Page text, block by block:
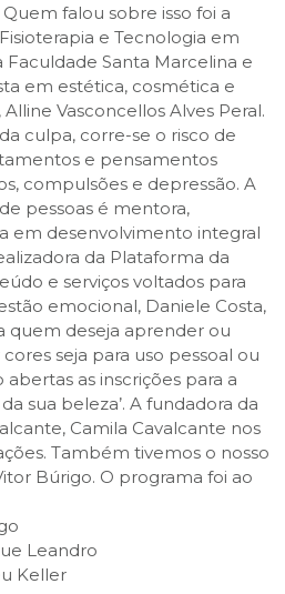
falou sobre isso foi a
e Tecnologia em
Faculdade Santa Marcelina e
em estética, cosmética e
Vasconcellos Alves Peral.
culpa, corre-se o risco de
e pensamentos
compulsões e depressão. A
pessoas é mentora,
em desenvolvimento integral
da Plataforma da
e serviços voltados para
emocional, Daniele Costa,
quem deseja aprender ou
seja para uso pessoal ou
as inscrições para a
sua beleza’. A fundadora da
Camila Cavalcante nos
Também tivemos o nosso
Búrigo. O programa foi ao
Leandro
Keller